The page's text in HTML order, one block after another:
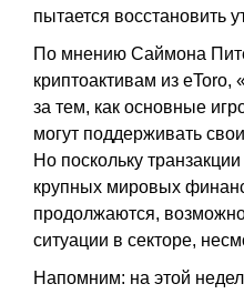
пытается восстановить
По мнению Саймона
криптоактивам из eToro,
за тем, как основные
могут поддерживать
Но поскольку
крупных мировых
продолжаются,
ситуации в секторе,
Напомним: на этой